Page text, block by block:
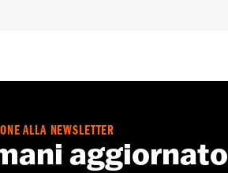
ALLA NEWSLETTER
aggiornato